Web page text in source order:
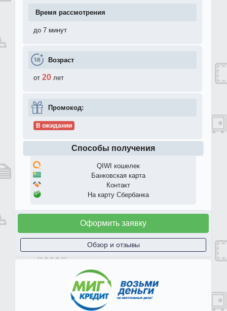
Время рассмотрения
до 7 минут
Возраст
от 20 лет
Промокод:
В ожидании
Способы получения
QIWI кошелек
Банковская карта
Контакт
На карту Сбербанка
Оформить заявку
Обзор и отзывы